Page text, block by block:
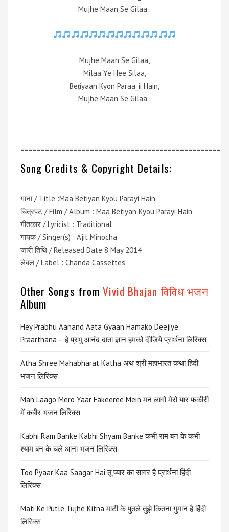
Mujhe Maan Se Gilaa..
Mujhe Maan Se Gilaa,
Milaa Ye Hee Silaa,
Beṭiyaan Kyon Paraa_ii Hain,
Mujhe Maan Se Gilaa..
=================================================
Song Credits & Copyright Details:
गाना / Title :Maa Betiyan Kyou Parayi Hain
चित्रपट / Film / Album : Maa Betiyan Kyou Parayi Hain
गीतकार / Lyricist : Traditional
गायक / Singer(s) : Ajit Minocha
जारी तिथि / Released Date 8 May 2014:
लेबल / Label : Chanda Cassettes
Other Songs from Vivid Bhajan विविध भजन
Album
Hey Prabhu Aanand Aata Gyaan Hamako Deejiye
Praarthana – हे प्रभु आनंद दाता ज्ञान हमको दीजिये प्रार्थना लिरिक्स
Atha Shree Mahabharat Katha अथ श्री महाभारत कथा हिंदी
भजन लिरिक्स
Man Laago Mero Yaar Fakeeree Mein मन लागो मेरो यार फकीरी
में कबीर भजन लिरिक्स
Kabhi Ram Banke Kabhi Shyam Banke कभी राम बन के कभी
श्याम बन के चले आना भजन लिरिक्स
Too Pyaar Kaa Saagar Hai तू प्यार का सागर है प्रार्थना हिंदी
लिरिक्स
Mati Ke Putle Tujhe Kitna माटी के पुतले तुझे कितना गुमान है हिंदी
लिरिक्स